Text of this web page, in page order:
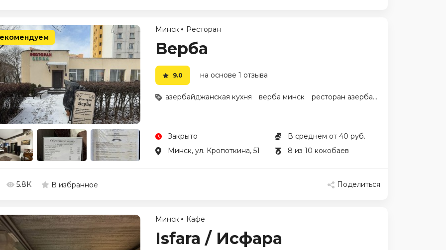
Минск Ресторан
Верба
9.0 на основе 1 отзыва
азербайджанская кухня верба минск ресторан азербайджанской кухни минск
Закрыто
В среднем от 40 руб.
Минск, ул. Кропоткина, 51
8 из 10 кокобаев
5.8K В избранное Поделиться
Минск Кафе
Isfara / Исфара